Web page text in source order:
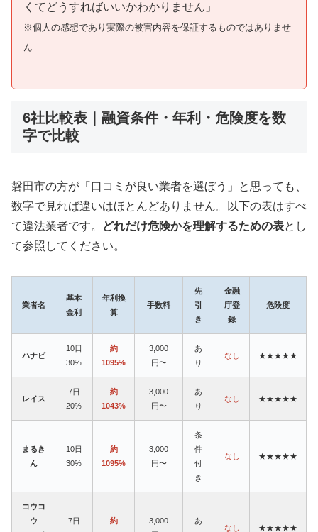
くてどうすればいいかわかりません」
※個人の感想であり実際の被害内容を保証するものではありませ
ん
6社比較表｜融資条件・年利・危険度を数
字で比較
磐田市の方が「口コミが良い業者を選ぼう」と思っても、
数字で見れば違いはほとんどありません。以下の表はすべ
て違法業者です。
どれだけ危険かを理解するための表とし
て参照してください。
業者名
基本
金利
年利換
算
手数料
先
引
き
金融
庁登
録
危険度
ハナビ
10日
30%
約
1095%
3,000
円〜
あ
り
なし ★★★★★
レイス
7日
20%
約
1043%
3,000
円〜
あ
り
なし ★★★★★
まるき
ん
10日
30%
約
1095%
3,000
円〜
条
件
付
き
なし ★★★★★
コウコ
ウ
7日
約
3,000
あ
なし ★★★★★